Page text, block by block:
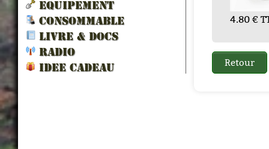
EQUIPEMENT
CONSOMMABLE
LIVRE & DOCS
RADIO
IDEE CADEAU
8.40 € TTC 4.80 €